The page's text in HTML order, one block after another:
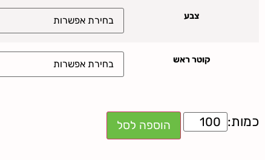
צבע
קוטר ראש
הוספה לסל